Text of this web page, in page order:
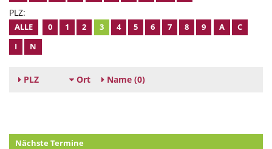
PLZ:
ALLE 0 1 2 3 4 5 6 7 8 9 A
C
I
N
PLZ Ort Name (0)
Nächste Termine